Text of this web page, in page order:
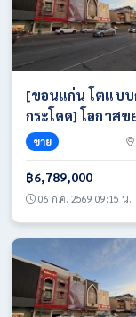
[ขอนแก่น โตแบบ
กระโดด] โอกาสข
ธุรกิจสู่ศูนย์กลาง
เศรษฐกิจอีสานมูล
2.1 แสนล้าน! โทร
0817420943
ขาย
฿6,789,000
06 ก.ค. 2569 09:15 น.